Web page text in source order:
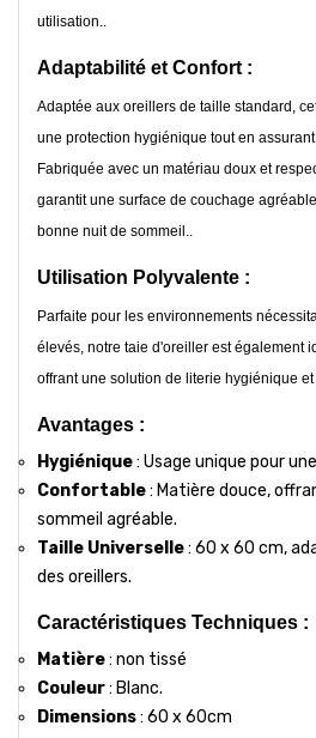
utilisation..
Adaptabilité et Confort :
Adaptée aux oreillers de taille standard,
une protection hygiénique tout en
Fabriquée avec un matériau doux et
garantit une surface de couchage
bonne nuit de sommeil..
Utilisation Polyvalente :
Parfaite pour les environnements
élevés, notre taie d'oreiller est également
offrant une solution de literie hygiénique
Avantages :
Hygiénique: Usage unique pour
Confortable: Matière douce,
sommeil agréable.
Taille Universelle: 60 x 60 cm,
des oreillers.
Caractéristiques Techniques :
Matière: non tissé
Couleur: Blanc.
Dimensions: 60 x 60cm